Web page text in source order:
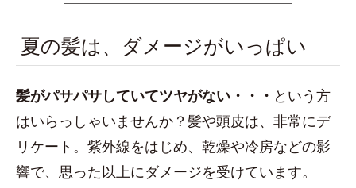
夏の髪は、ダメージがいっぱい
髪がパサパサしていてツヤがない・・ ・ という方
はいらっしゃいませんか？髪や頭皮は、非常にデ
リケート。紫外線をはじめ、乾燥や冷房などの影
響で、思った以上にダメージを受けています。